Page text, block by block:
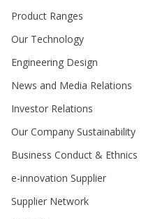
Product Ranges
Our Technology
Engineering Design
News and Media Relations
Investor Relations
Our Company Sustainability
Business Conduct & Ethnics
e-innovation Supplier
Supplier Network